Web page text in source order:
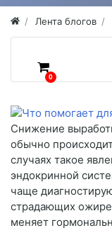
Лента блогов
0
Снижение
обычно
случаях такое
эндокринной
чаще
страдающих
меняет